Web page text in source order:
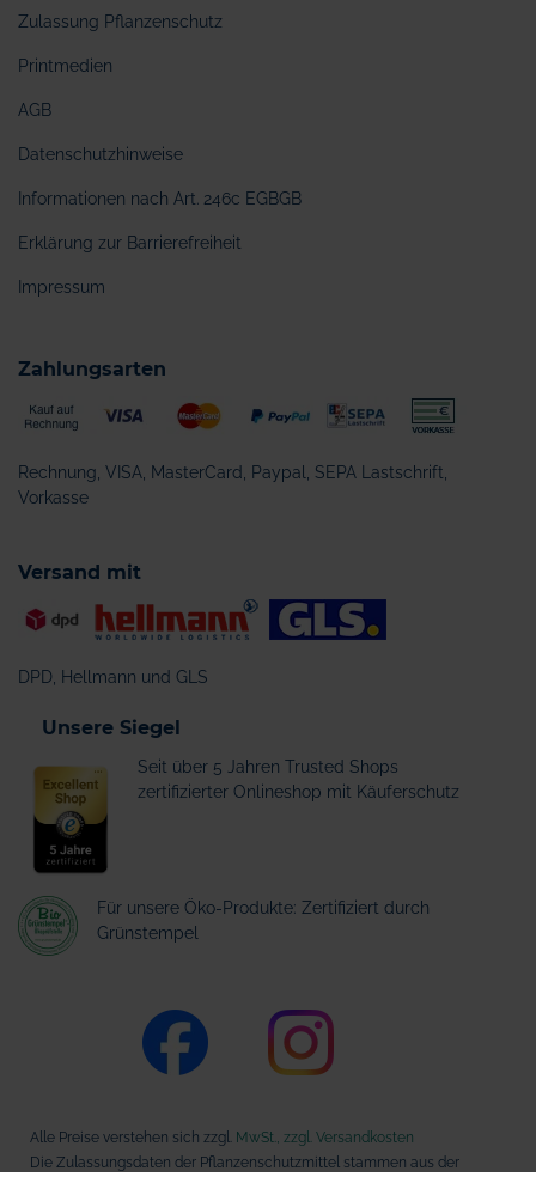
Zulassung Pflanzenschutz
Printmedien
AGB
Datenschutzhinweise
Informationen nach Art. 246c EGBGB
Erklärung zur Barrierefreiheit
Impressum
Zahlungsarten
Rechnung, VISA, MasterCard, Paypal, SEPA Lastschrift,
Vorkasse
Versand mit
DPD, Hellmann und GLS
Unsere Siegel
Seit über 5 Jahren Trusted Shops
zertifizierter Onlineshop mit Käuferschutz
Für unsere Öko-Produkte: Zertifiziert durch
Grünstempel
Alle Preise verstehen sich zzgl. MwSt., zzgl. Versandkosten
Die Zulassungsdaten der Pflanzenschutzmittel stammen aus der